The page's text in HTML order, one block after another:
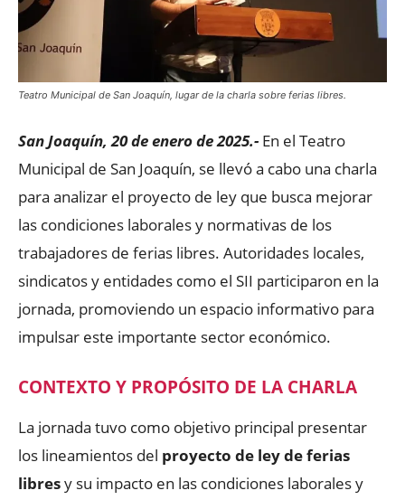
Teatro Municipal de San Joaquín, lugar de la charla sobre ferias libres.
San Joaquín, 20 de enero de 2025.- En el Teatro
Municipal de San Joaquín, se llevó a cabo una charla
para analizar el proyecto de ley que busca mejorar
las condiciones laborales y normativas de los
trabajadores de ferias libres. Autoridades locales,
sindicatos y entidades como el SII participaron en la
jornada, promoviendo un espacio informativo para
impulsar este importante sector económico.
CONTEXTO Y PROPÓSITO DE LA CHARLA
La jornada tuvo como objetivo principal presentar
los lineamientos del proyecto de ley de ferias
libresy su impacto en las condiciones laborales y